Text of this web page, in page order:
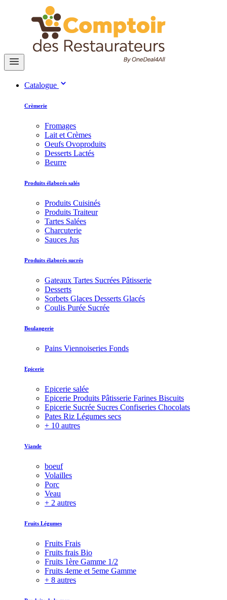
Catalogue
Crèmerie
Fromages
Lait et Crèmes
Oeufs Ovoproduits
Desserts Lactés
Beurre
Produits élaborés salés
Produits Cuisinés
Produits Traiteur
Tartes Salées
Charcuterie
Sauces Jus
Produits élaborés sucrés
Gateaux Tartes Sucrées Pâtisserie
Desserts
Sorbets Glaces Desserts Glacés
Coulis Purée Sucrée
Boulangerie
Pains Viennoiseries Fonds
Epicerie
Epicerie salée
Epicerie Produits Pâtisserie Farines Biscuits
Epicerie Sucrée Sucres Confiseries Chocolats
Pates Riz Légumes secs
+ 10 autres
Viande
boeuf
Volailles
Porc
Veau
+ 2 autres
Fruits Légumes
Fruits Frais
Fruits frais Bio
Fruits 1ère Gamme 1/2
Fruits 4eme et 5eme Gamme
+ 8 autres